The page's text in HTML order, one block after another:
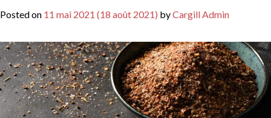
Posted on 11 mai 2021 (18 août 2021) byCargill Admin